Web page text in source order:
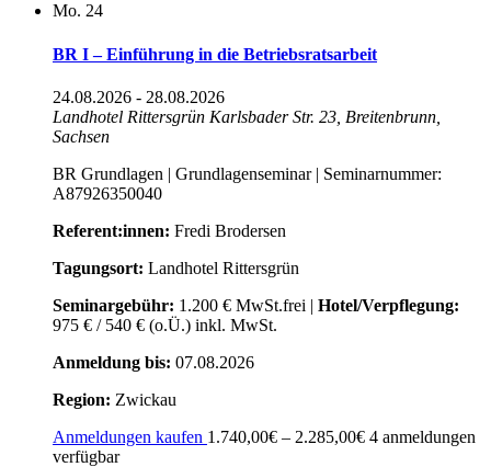
Mo. 24
BR I – Einführung in die Betriebsratsarbeit
24.08.2026 - 28.08.2026
Landhotel Rittersgrün Karlsbader Str. 23, Breitenbrunn,
Sachsen
BR Grundlagen | Grundlagenseminar | Seminarnummer:
A87926350040
Referent:innen: Fredi Brodersen
Tagungsort: Landhotel Rittersgrün
Seminargebühr: 1.200 € MwSt.frei | Hotel/Verpflegung:
975 € / 540 € (o.Ü.) inkl. MwSt.
Anmeldung bis: 07.08.2026
Region: Zwickau
Anmeldungen kaufen 1.740,00€ – 2.285,00€ 4 anmeldungen
verfügbar